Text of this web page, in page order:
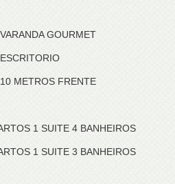
GOURMET
METROS FRENTE
1 SUITE 4 BANHEIROS
1 SUITE 3 BANHEIROS